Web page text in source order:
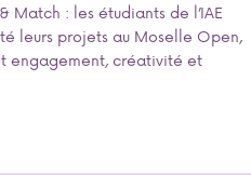
Match : les étudiants de l’IAE
leurs projets au Moselle Open,
engagement, créativité et